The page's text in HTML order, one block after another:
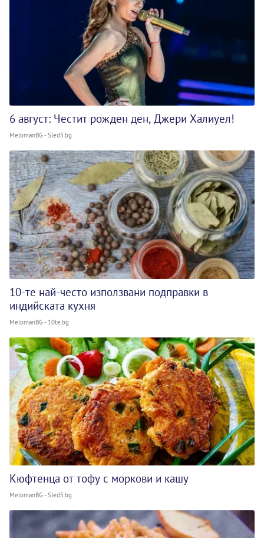
6 август: Честит рожден ден, Джери Халиуел!
MelomanBG - Sled5.bg
10-те най-често използвани подправки в
индийската кухня
MelomanBG - 10te.bg
Кюфтенца от тофу с моркови и кашу
MelomanBG - Sled5.bg